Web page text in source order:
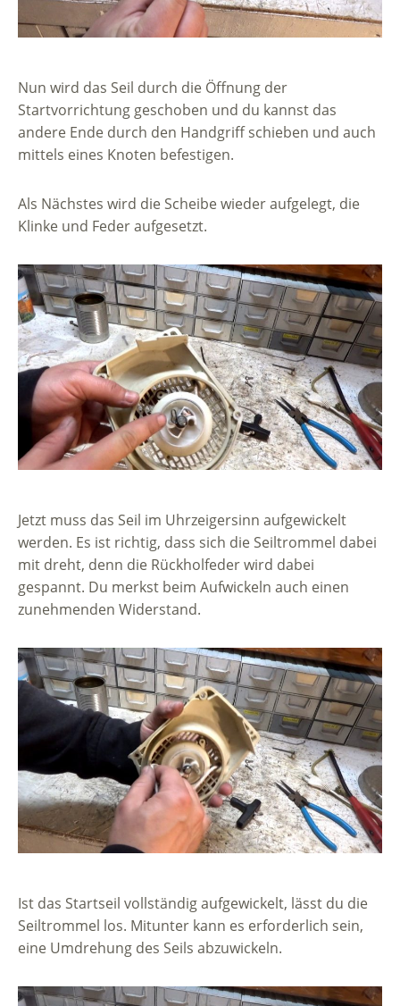
Nun wird das Seil durch die Öffnung der
Startvorrichtung geschoben und du kannst das
andere Ende durch den Handgriff schieben und auch
mittels eines Knoten befestigen.
Als Nächstes wird die Scheibe wieder aufgelegt, die
Klinke und Feder aufgesetzt.
Jetzt muss das Seil im Uhrzeigersinn aufgewickelt
werden. Es ist richtig, dass sich die Seiltrommel dabei
mit dreht, denn die Rückholfeder wird dabei
gespannt. Du merkst beim Aufwickeln auch einen
zunehmenden Widerstand.
Ist das Startseil vollständig aufgewickelt, lässt du die
Seiltrommel los. Mitunter kann es erforderlich sein,
eine Umdrehung des Seils abzuwickeln.